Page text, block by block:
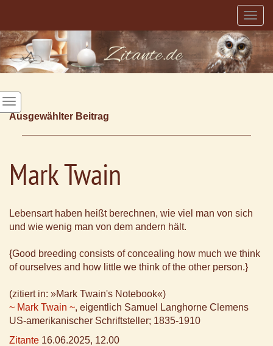
Ausgewählter Beitrag
Mark Twain
Lebensart haben heißt berechnen, wie viel man von sich
und wie wenig man von dem andern hält.
{Good breeding consists of concealing how much we think
of ourselves and how little we think of the other person.}
(zitiert in: »Mark Twain's Notebook«)
~ Mark Twain ~, eigentlich Samuel Langhorne Clemens
US-amerikanischer Schriftsteller; 1835-1910
Zitante 16.06.2025, 12.00